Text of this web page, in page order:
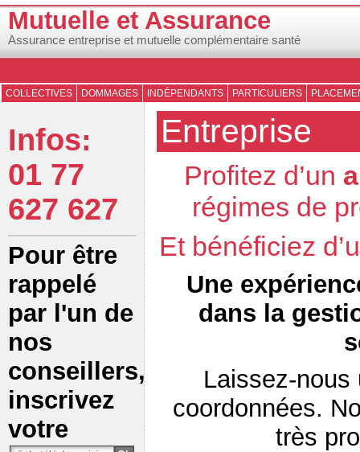
Mutuelle et Assurance
Assurance entreprise et mutuelle complémentaire santé
COLLECTIVES DOMMAGES INDÉPENDANTS PARTICULIERS
Infos:
01 77
627 627
Pour être
rappelé
par l'un de
nos
conseillers,
inscrivez
votre
Entreprise
Profitez d’un
régimes de
Et bénéficiez
Une
dans la
Laissez-
coordonnées.
très